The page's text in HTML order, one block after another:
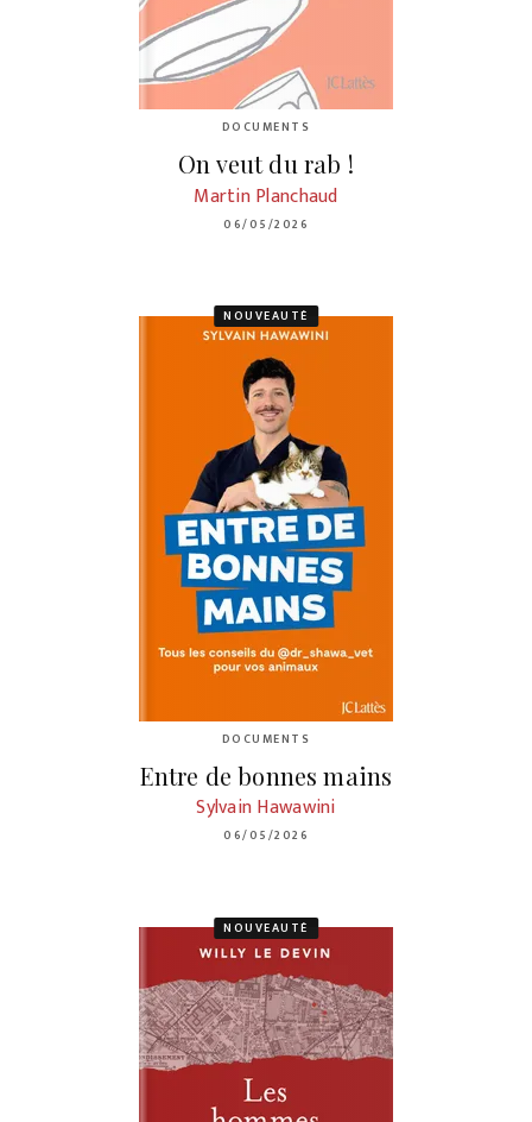
DOCUMENTS
On veut du rab !
Martin Planchaud
06/05/2026
NOUVEAUTÉ
DOCUMENTS
Entre de bonnes mains
Sylvain Hawawini
06/05/2026
NOUVEAUTÉ